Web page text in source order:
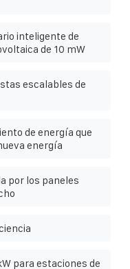
inteligente de
de 10 mW
escalables de
de energía que
energía
por los paneles
para estaciones de